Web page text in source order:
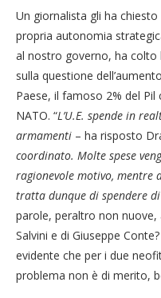
Un giornalista gli ha chiesto
propria autonomia
al nostro governo, ha colto
sulla questione
Paese, il famoso 2% del Pil
NATO. “L’U.E. spende in
armamenti – ha risposto
coordinato. Molte spese
ragionevole motivo, mentre
tratta dunque di spendere
parole, peraltro non
Salvini e di Giuseppe
evidente che per i due
problema non è di merito,